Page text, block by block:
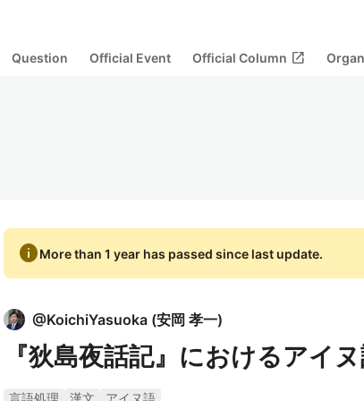
Question Official Event Official Column open_in_new
infoMore than 1 year has passed since last update.
@KoichiYasuoka (安岡 孝一)
『狄島夜話記』におけるアイ
言語処理 漢文
アイヌ語